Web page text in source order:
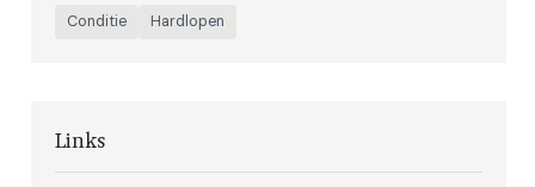
Conditie Hardlopen
Links